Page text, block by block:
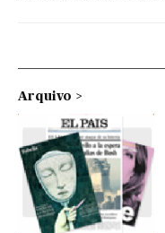
Arquivo